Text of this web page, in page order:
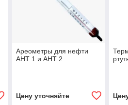
Ареометры для нефти
АНТ 1 и АНТ 2
Цену уточняйте